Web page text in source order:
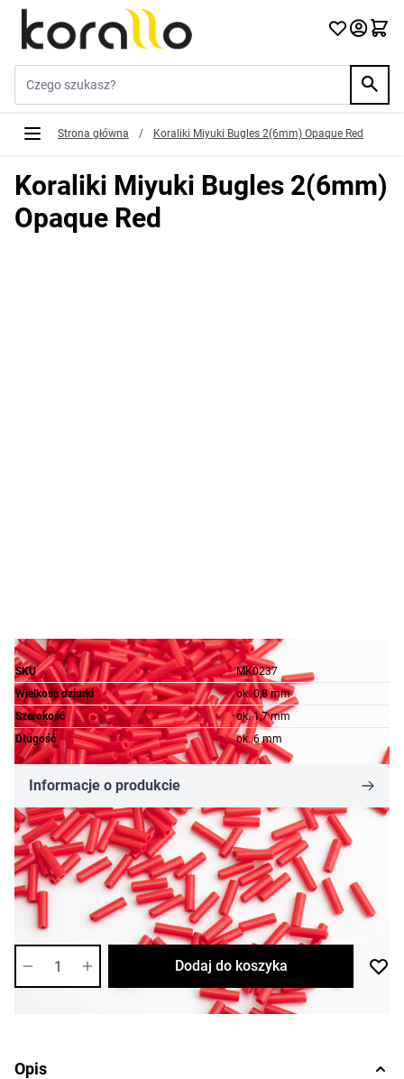
Przejdź do treści
Strona główna / Koraliki Miyuki Bugles 2(6mm) Opaque Red
Koraliki Miyuki Bugles 2(6mm)
Opaque Red
SKU
MK0237
Wielkość dziurki
ok. 0,8 mm
Szerokość
ok. 1,7 mm
Długość
ok. 6 mm
Informacje o produkcie
4,92 zł
Cena za opakowanie
Ilość w opakowaniu: 10 g
Dostępność:średnia
Dodaj do koszyka
Opis